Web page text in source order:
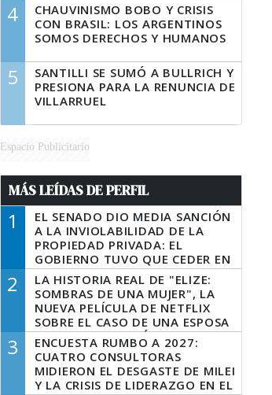
4
CHAUVINISMO BOBO Y CRISIS
CON BRASIL: LOS ARGENTINOS
SOMOS DERECHOS Y HUMANOS
5
SANTILLI SE SUMÓ A BULLRICH Y
PRESIONA PARA LA RENUNCIA DE
VILLARRUEL
Espacio Publicitario
MÁS LEÍDAS DE PERFIL
1
EL SENADO DIO MEDIA SANCIÓN
A LA INVIOLABILIDAD DE LA
PROPIEDAD PRIVADA: EL
GOBIERNO TUVO QUE CEDER EN
LA LEY DEL MANEJO DEL FUEGO
2
LA HISTORIA REAL DE "ELIZE:
SOMBRAS DE UNA MUJER", LA
NUEVA PELÍCULA DE NETFLIX
SOBRE EL CASO DE UNA ESPOSA
QUE DESCUARTIZÓ A SU
MARIDO
3
ENCUESTA RUMBO A 2027:
CUATRO CONSULTORAS
MIDIERON EL DESGASTE DE MILEI
Y LA CRISIS DE LIDERAZGO EN EL